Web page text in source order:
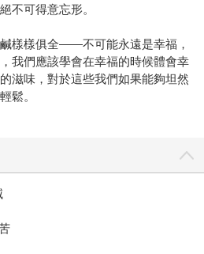
不可得意忘形。
樣樣俱全——不可能永遠是幸福，
我們應該學會在幸福的時候體會幸
滋味，對於這些我們如果能夠坦然
鬆。